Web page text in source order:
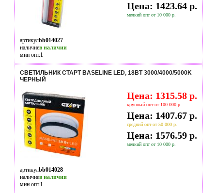
Цена: 1423.64 р.
мелкий опт от 10 000 р.
артикулbb014027
наличиев наличии
мин опт.1
СВЕТИЛЬНИК СТАРТ BASELINE LED, 18ВТ 3000/4000/5000K
ЧЕРНЫЙ
Цена: 1315.58 р.
крупный опт от 100 000 р.
Цена: 1407.67 р.
средний опт от 50 000 р.
Цена: 1576.59 р.
мелкий опт от 10 000 р.
артикулbb014028
наличиев наличии
мин опт.1